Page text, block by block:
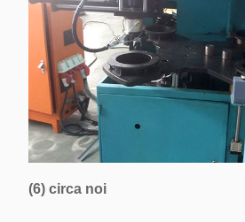
(6) circa noi